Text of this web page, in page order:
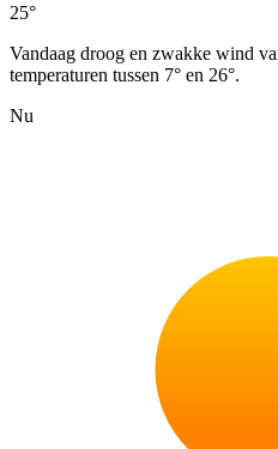
25°
Vandaag droog en zwakke wind
temperaturen tussen 7° en 26°.
Nu